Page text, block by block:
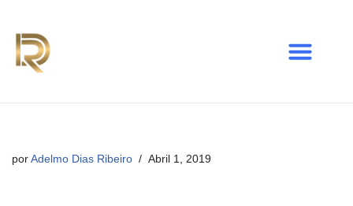
Avançar
para
por Adelmo Dias Ribeiro Abril 1, 2019